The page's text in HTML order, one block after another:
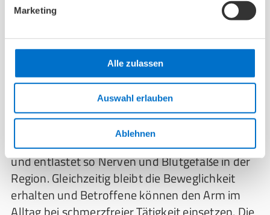
Marketing
Alle zulassen
Auswahl erlauben
Ablehnen
Bei Belastung, nicht aber in Ruhe kann auch das
Bandagen
helfen: Durch eingearbeitete kleine Polster
üben sie leichten und massierenden Druck aus.
Hierfür kommen häufigEpikondylitisspangen
medizinische Bandagen
Einsatz. Der leichte Druck auf die entzündeten
Muskelansätze fördert den Abbau von
entzündlich bedingten Schwellungen (Ödemen)
und entlastet so Nerven und Blutgefäße in der
Region. Gleichzeitig bleibt die Beweglichkeit
erhalten und Betroffene können den Arm im